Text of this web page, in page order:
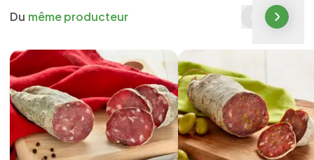
Du même producteur